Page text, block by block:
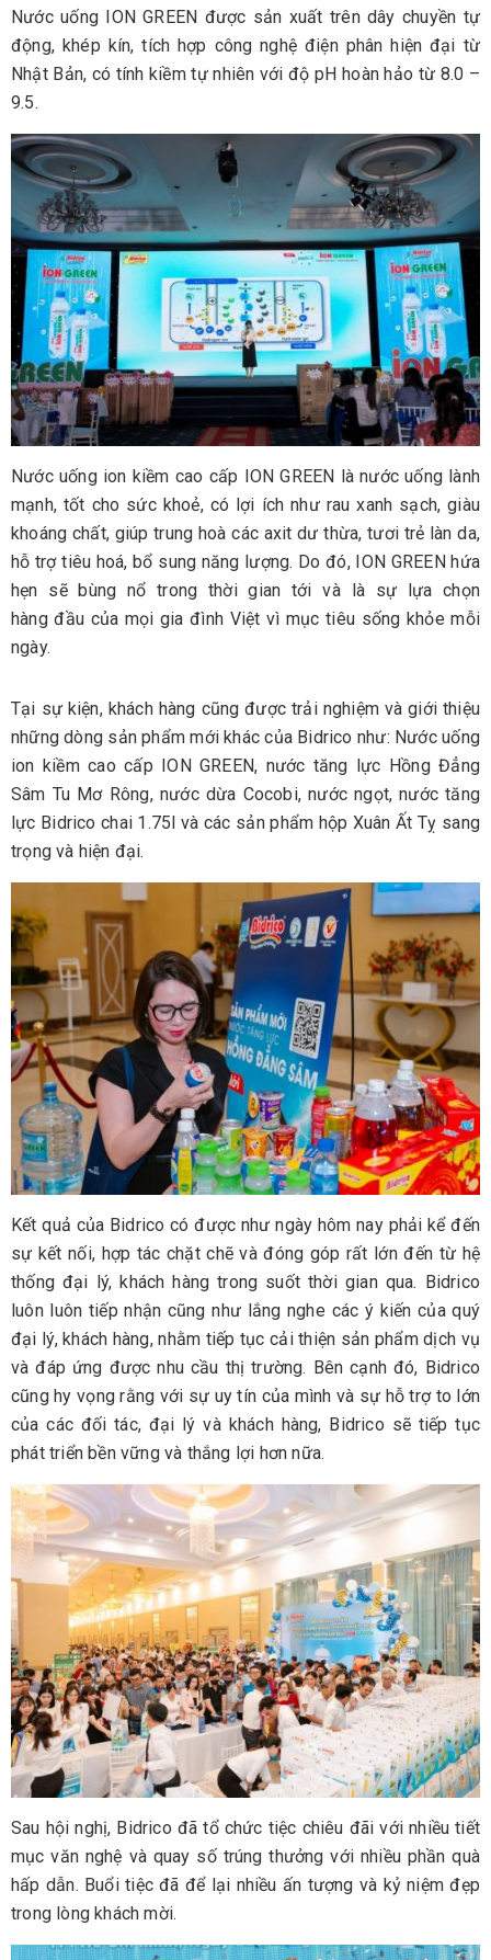
Nước uống ION GREEN được sản xuất trên dây chuyền tự
động, khép kín, tích hợp công nghệ điện phân hiện đại từ
Nhật Bản, có tính kiềm tự nhiên với độ pH hoàn hảo từ 8.0 –
9.5.
Nước uống ion kiềm cao cấp ION GREEN là nước uống lành
mạnh, tốt cho sức khoẻ, có lợi ích như rau xanh sạch, giàu
khoáng chất, giúp trung hoà các axit dư thừa, tươi trẻ làn da,
hỗ trợ tiêu hoá, bổ sung năng lượng. Do đó, ION GREEN hứa
hẹn sẽ bùng nổ trong thời gian tới và là sự lựa chọn
hàng đầu của mọi gia đình Việt vì mục tiêu sống khỏe mỗi
ngày.
Tại sự kiện, khách hàng cũng được trải nghiệm và giới thiệu
những dòng sản phẩm mới khác của Bidrico như: Nước uống
ion kiềm cao cấp ION GREEN, nước tăng lực Hồng Đẳng
Sâm Tu Mơ Rông, nước dừa Cocobi, nước ngọt, nước tăng
lực Bidrico chai 1.75l và các sản phẩm hộp Xuân Ất Tỵ sang
trọng và hiện đại.
Kết quả của Bidrico có được như ngày hôm nay phải kể đến
sự kết nối, hợp tác chặt chẽ và đóng góp rất lớn đến từ hệ
thống đại lý, khách hàng trong suốt thời gian qua. Bidrico
luôn luôn tiếp nhận cũng như lắng nghe các ý kiến của quý
đại lý, khách hàng, nhằm tiếp tục cải thiện sản phẩm dịch vụ
và đáp ứng được nhu cầu thị trường. Bên cạnh đó, Bidrico
cũng hy vọng rằng với sự uy tín của mình và sự hỗ trợ to lớn
của các đối tác, đại lý và khách hàng, Bidrico sẽ tiếp tục
phát triển bền vững và thắng lợi hơn nữa.
Sau hội nghị, Bidrico đã tổ chức tiệc chiêu đãi với nhiều tiết
mục văn nghệ và quay số trúng thưởng với nhiều phần quà
hấp dẫn. Buổi tiệc đã để lại nhiều ấn tượng và kỷ niệm đẹp
trong lòng khách mời.